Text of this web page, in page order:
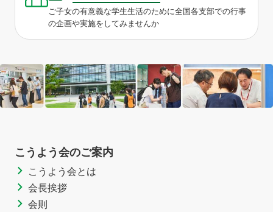
ご子女の有意義な学生生活のために全国各支部での行事
の企画や実施をしてみませんか
こうよう会のご案内
こうよう会とは
会長挨拶
会則